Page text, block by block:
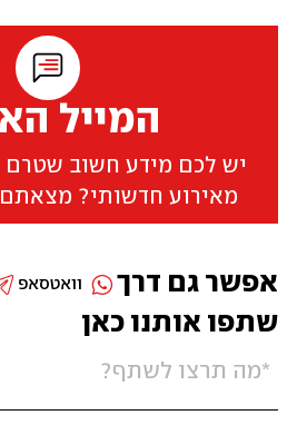
המייל
יש לכם מידע חשוב שטרם
מאירוע חדשותי?
שתפו אותנו כאן
אפשר גם דרך וואטסאפ